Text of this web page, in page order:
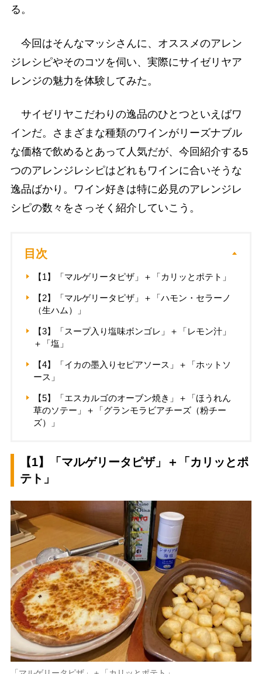
る。
今回はそんなマッシさんに、オススメのアレン
ジレシピやそのコツを伺い、実際にサイゼリヤア
レンジの魅力を体験してみた。
サイゼリヤこだわりの逸品のひとつといえばワ
インだ。さまざまな種類のワインがリーズナブル
な価格で飲めるとあって人気だが、今回紹介する5
つのアレンジレシピはどれもワインに合いそうな
逸品ばかり。ワイン好きは特に必見のアレンジレ
シピの数々をさっそく紹介していこう。
目次
【1】「マルゲリータピザ」＋「カリッとポテト」
【2】「マルゲリータピザ」＋「ハモン・セラーノ
（生ハム）」
【3】「スープ入り塩味ボンゴレ」＋「レモン汁」
＋「塩」
【4】「イカの墨入りセピアソース」＋「ホットソ
ース」
【5】「エスカルゴのオーブン焼き」＋「ほうれん
草のソテー」＋「グランモラビアチーズ（粉チー
ズ）」
【1】「マルゲリータピザ」＋「カリッとポ
テト」